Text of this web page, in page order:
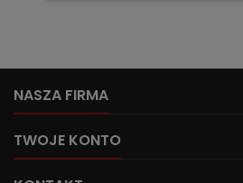
NASZA FIRMA
TWOJE KONTO